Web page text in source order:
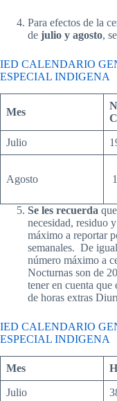
Para efectos de la
de julio y agosto,
IED CALENDARIO
ESPECIAL INDIGENA
Mes
Julio
Agosto
Se les recuerda
necesidad, residuo
máximo a reportar
semanales. De
número máximo a
Nocturnas son de
tener en cuenta
de horas extras
IED CALENDARIO
ESPECIAL INDIGENA
Mes
Julio